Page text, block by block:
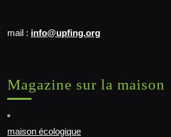
mail : info@upfing.org
Magazine sur la maison
maison écologique